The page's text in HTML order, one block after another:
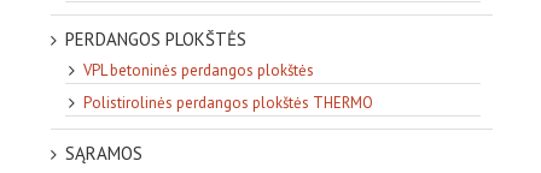
PERDANGOS PLOKŠTĖS
VPL betoninės perdangos plokštės
Polistirolinės perdangos plokštės THERMO
SĄRAMOS